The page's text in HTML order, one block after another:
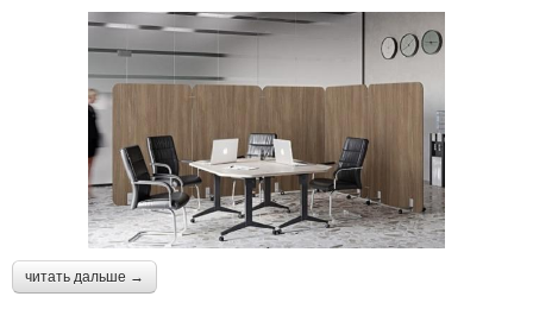
читать дальше →